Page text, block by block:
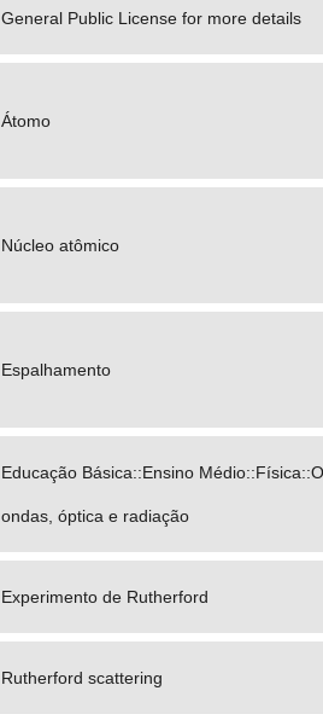
General Public License for more details
Átomo
Núcleo atômico
Espalhamento
Educação Básica::Ensino
ondas, óptica e radiação
Experimento de Rutherford
Rutherford scattering